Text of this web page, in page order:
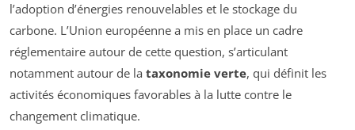
l’adoption d’énergies renouvelables et le stockage du
carbone. L’Union européenne a mis en place un cadre
réglementaire autour de cette question, s’articulant
notamment autour de la taxonomie verte, qui définit les
activités économiques favorables à la lutte contre le
changement climatique.